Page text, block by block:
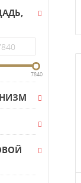
7840